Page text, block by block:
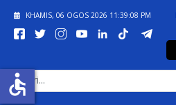
KHAMIS, 06 OGOS 2026 11:39:08 PM
CARI...
accessible